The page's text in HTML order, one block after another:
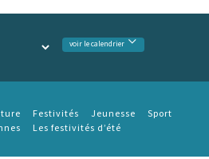
voir le calendrier
Festivités Jeunesse
Sport
Les festivités d’été